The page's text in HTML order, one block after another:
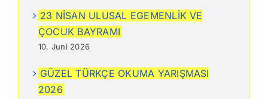
23 NİSAN ULUSAL EGEMENLİK VE
ÇOCUK BAYRAMI
10. Juni 2026
GÜZEL TÜRKÇE OKUMA YARIŞMASI
2026